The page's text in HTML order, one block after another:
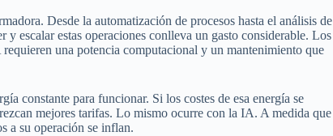
Desde la automatización de procesos hasta el análisis de
y escalar estas operaciones conlleva un gasto considerable. Los
una potencia computacional y un mantenimiento que
constante para funcionar. Si los costes de esa energía se
mejores tarifas. Lo mismo ocurre con la IA. A medida que
a su operación se inflan.